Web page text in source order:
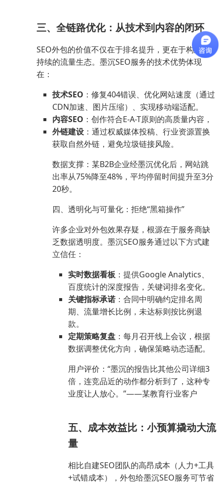
三、全链路优化：从技术到内容的闭环
SEO外包的价值不仅在于排名提升，更在于构建可
持续的流量生态。墨沉SEO服务的技术优势体现
在：
技术SEO ：修复404错误、优化网站速度（通过
CDN加速、图片压缩）、实现移动端适配。
内容SEO ：创作符合E-A-T原则的高质量内容，
外链建设 ：通过权威媒体投稿、行业资源置换
获取自然外链，避免垃圾链接风险。
数据支撑：某B2B企业经墨沉优化后，网站跳
出率从75%降至48%，平均停留时间提升至3分
20秒。
四、透明化与可量化：拒绝“黑箱操作”
许多企业对外包效果存疑，根源在于服务商缺
乏数据透明度。墨沉SEO服务通过以下方式建
立信任：
实时数据看板 ：提供Google Analytics、
百度统计的深度报告，关键词排名变化。
关键指标承诺 ：合同中明确约定排名周
期、流量增长比例，未达标则按比例退
款。
定期策略复盘 ：每月召开线上会议，根据
数据调整优化方向，确保策略动态适配。
用户评价：“墨沉的报告比其他公司详细3
倍，连竞品近的动作都分析到了，这种专
业度让人放心。”——某教育行业客户
五、成本效益比：小预算撬动大流
量
相比自建SEO团队的高昂成本（人力+工具
+试错成本），外包给墨沉SEO服务可节省